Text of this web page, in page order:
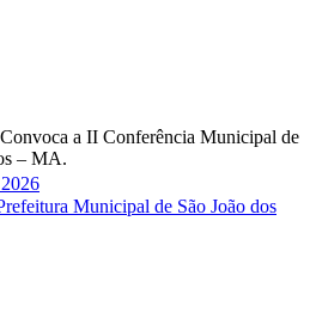
a II Conferência Municipal de
– MA.